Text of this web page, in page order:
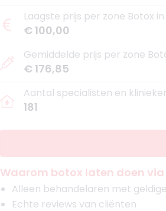
Laagste prijs per zone Botox
€ 100,00
Gemiddelde prijs per zone
€ 176,85
Aantal specialisten en
181
Waarom botox laten doen
Alleen behandelaren met
Echte reviews van cliënten